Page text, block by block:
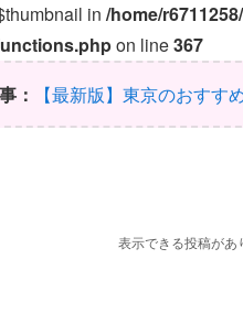
in /home/
on line367
：
【最新版】東京のおすす